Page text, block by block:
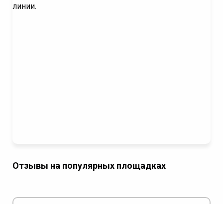
линии.
Отзывы на популярных площадках